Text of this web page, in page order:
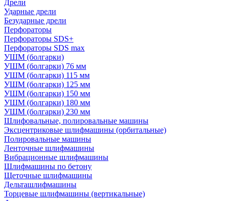
Дрели
Ударные дрели
Безударные дрели
Перфораторы
Перфораторы SDS+
Перфораторы SDS max
УШМ (болгарки)
УШМ (болгарки) 76 мм
УШМ (болгарки) 115 мм
УШМ (болгарки) 125 мм
УШМ (болгарки) 150 мм
УШМ (болгарки) 180 мм
УШМ (болгарки) 230 мм
Шлифовальные, полировальные машины
Эксцентриковые шлифмашины (орбитальные)
Полировальные машины
Ленточные шлифмашины
Вибрационные шлифмашины
Шлифмашины по бетону
Щеточные шлифмашины
Дельташлифмашины
Торцевые шлифмашины (вертикальные)